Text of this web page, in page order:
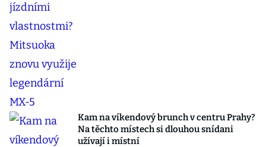
Kam na víkendový brunch v centru Prahy?
Na těchto místech si dlouhou snídani
užívají i místní